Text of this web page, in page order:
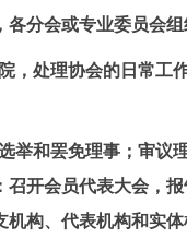
分会或专业委员会组
，处理协会的日常工
举和罢免理事；审议
开会员代表大会，
构、代表机构和实